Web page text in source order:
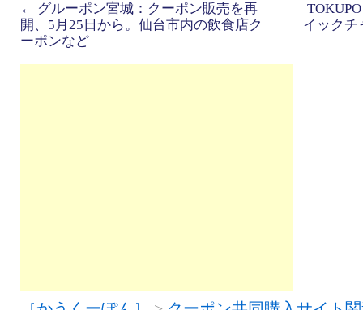
← グルーポン宮城：クーポン販売を再
開、5月25日から。仙台市内の飲食店ク
ーポンなど
イックチ